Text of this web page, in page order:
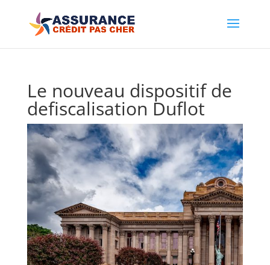
Le nouveau dispositif de
defiscalisation Duflot